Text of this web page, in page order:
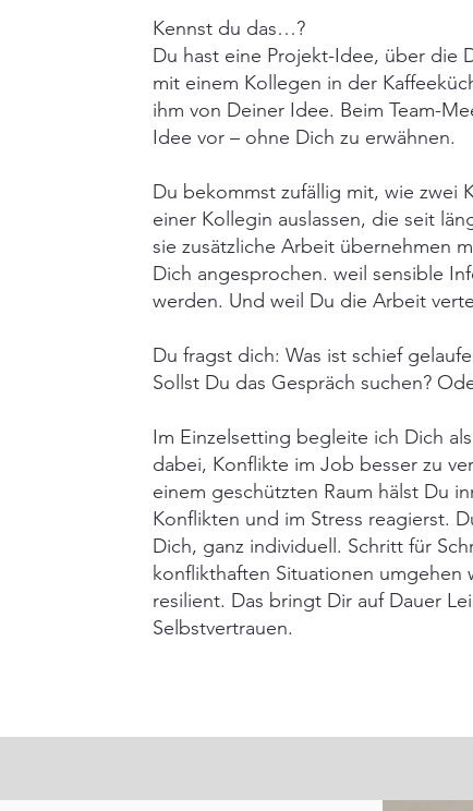
Kennst du das…?
Du hast eine Projekt-Idee, über die
mit einem Kollegen in der
ihm von Deiner Idee. Beim Team-
Idee vor – ohne Dich zu erwähnen.
Du bekommst zufällig mit, wie zwei
einer Kollegin auslassen, die seit
sie zusätzliche Arbeit übernehmen
Dich angesprochen. weil sensible
werden. Und weil Du die Arbeit
Du fragst dich: Was ist schief
Sollst Du das Gespräch suchen?
Im Einzelsetting begleite ich Dich
dabei, Konflikte im Job besser zu
einem geschützten Raum hälst Du
Konflikten und im Stress reagierst.
Dich, ganz individuell. Schritt für
konflikthaften Situationen umgehen
resilient. Das bringt Dir auf Dauer
Selbstvertrauen.